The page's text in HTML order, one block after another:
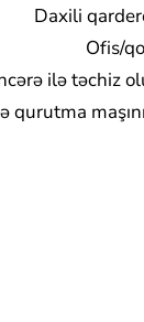
Daxili
Ofis/
ilə təchiz
qurutma